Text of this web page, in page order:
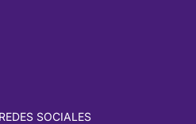
SOCIALES